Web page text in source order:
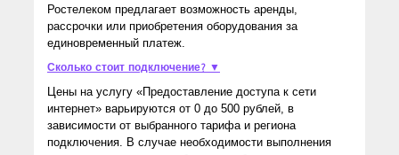
Ростелеком предлагает возможность аренды,
рассрочки или приобретения оборудования за
единовременный платеж.
Сколько стоит подключение? ▼
Цены на услугу «Предоставление доступа к сети
интернет» варьируются от 0 до 500 рублей, в
зависимости от выбранного тарифа и региона
подключения. В случае необходимости выполнения